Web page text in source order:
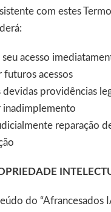
com estes
seu acesso
futuros acessos
devidas providências
inadimplemento
reparação
do “Afrancesados